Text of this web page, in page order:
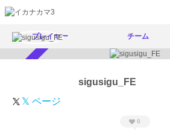
プレイヤー チーム
sigusigu_FE
𝕏 ページ
0